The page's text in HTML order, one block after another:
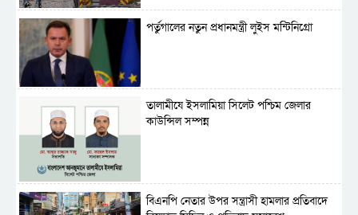
পর্তুগালের নতুন প্রধানমন্ত্রী লুইস মন্টিনিগ্রো
‎তালামীযে ইসলামিয়া সিলেট পশ্চিম জেলার
কাউন্সিল সম্পন্ন
বিএনপি নেতার উপর সন্ত্রাসী হামলার প্রতিবাদে